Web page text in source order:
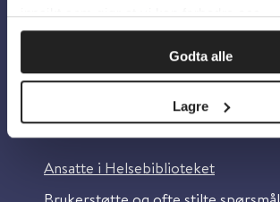
innsikt som gjør at vi kan forbedre oss.
Godta alle
Lagre
Information in English
Ansatte i Helsebiblioteket